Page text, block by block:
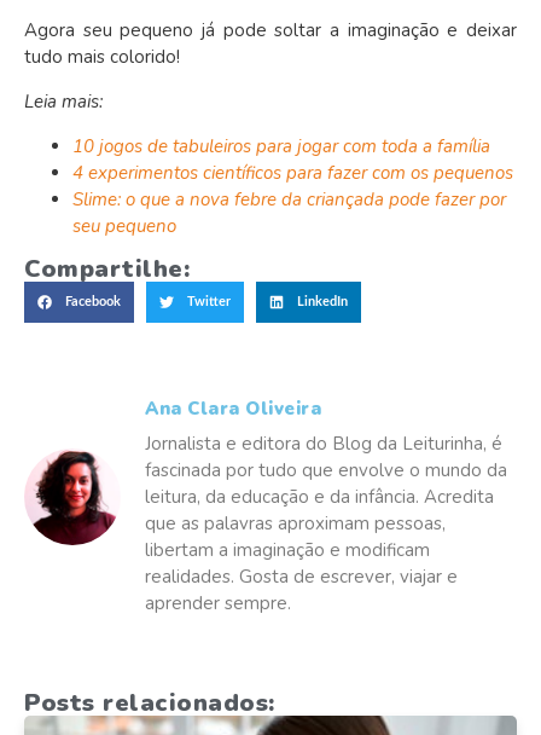
Agora seu pequeno já pode soltar a imaginação e deixar
tudo mais colorido!
Leia mais:
10 jogos de tabuleiros para jogar com toda a família
4 experimentos científicos para fazer com os pequenos
Slime: o que a nova febre da criançada pode fazer por
seu pequeno
Compartilhe:
Facebook Twitter LinkedIn
Ana Clara Oliveira
Jornalista e editora do Blog da Leiturinha, é
fascinada por tudo que envolve o mundo da
leitura, da educação e da infância. Acredita
que as palavras aproximam pessoas,
libertam a imaginação e modificam
realidades. Gosta de escrever, viajar e
aprender sempre.
Posts relacionados: